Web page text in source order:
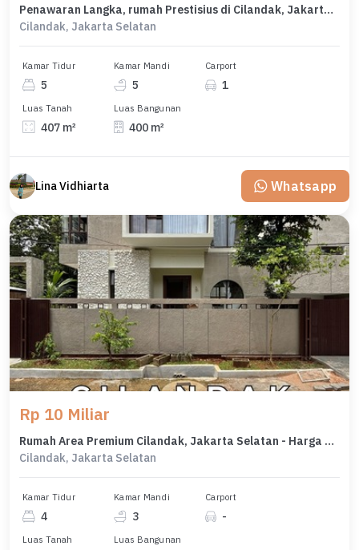
Penawaran Langka, rumah Prestisius di Cilandak, Jakarta Selatan, LB 400m²
Cilandak, Jakarta Selatan
Kamar Tidur
5
Kamar Mandi
5
Carport
1
Luas Tanah
407 m²
Luas Bangunan
400 m²
Lina Vidhiarta Whatsapp
Rp 10 Miliar
Rumah Area Premium Cilandak, Jakarta Selatan - Harga Terbaik 10 Miliar
Cilandak, Jakarta Selatan
Kamar Tidur
4
Kamar Mandi
3
Carport
-
Luas Tanah Luas Bangunan